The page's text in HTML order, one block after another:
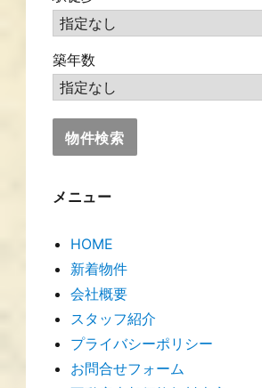
築年数
メニュー
HOME
新着物件
会社概要
スタッフ紹介
プライバシーポリシー
お問合せフォーム